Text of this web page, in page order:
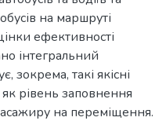
на маршруті
ефективності
інтегральний
зокрема, такі якісні
рівень заповнення
на переміщення.